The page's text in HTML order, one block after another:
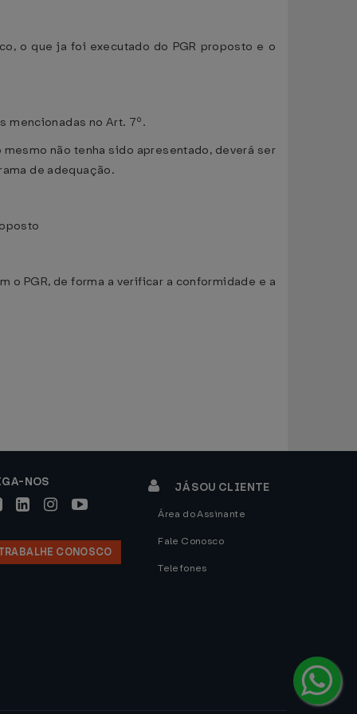
o que ja foi executado do PGR proposto e o
mencionadas no Art. 7º.
não tenha sido apresentado, deverá ser
de adequação.
PGR, de forma a verificar a conformidade e a
NOS
CONOSCO
JÁ SOU CLIENTE
Área do Assinante
Fale Conosco
Telefones